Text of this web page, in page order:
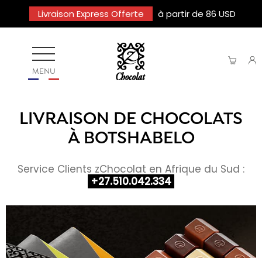
Livraison Express Offerte à partir de 86 USD
MENU
LIVRAISON DE CHOCOLATS
À BOTSHABELO
Service Clients zChocolat en Afrique du Sud :
+27.510.042.334